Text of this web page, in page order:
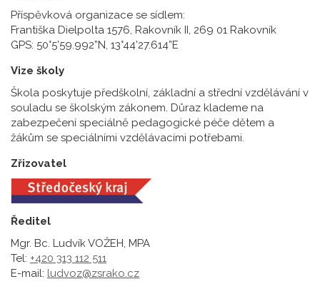
Příspěvková organizace se sídlem:
Františka Dielpolta 1576, Rakovník II, 269 01 Rakovník
GPS: 50°5’59.992”N, 13°44’27.614”E
Vize školy
Škola poskytuje předškolní, základní a střední vzdělávání v
souladu se školským zákonem. Důraz klademe na
zabezpečení speciálně pedagogické péče dětem a
žákům se speciálními vzdělávacími potřebami.
Zřizovatel
Ředitel
Mgr. Bc. Ludvík VOŽEH, MPA
Tel: +420 313 112 511
E-mail: ludvoz@zsrako.cz